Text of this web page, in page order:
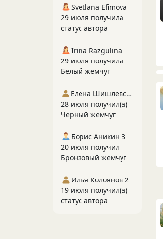
Svetlana Efimova
29 июля получила
статус автора
Irina Razgulina
29 июля получила
Белый жемчуг
Елена Шишлевская
28 июля получил(а)
Черный жемчуг
Борис Аникин 3
20 июля получил
Бронзовый жемчуг
Илья Колоянов 2
19 июля получил(а)
статус автора